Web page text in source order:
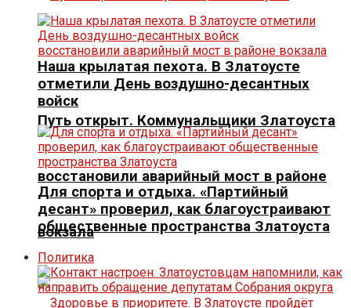
Путь открыт. Коммунальщики Златоуста
восстановили аварийный мост в районе
вокзала
Наша крылатая пехота. В Златоусте
отметили День воздушно-десантных
войск
Для спорта и отдыха. «Партийный
десант» проверил, как благоустраивают
общественные пространства Златоуста
Политика